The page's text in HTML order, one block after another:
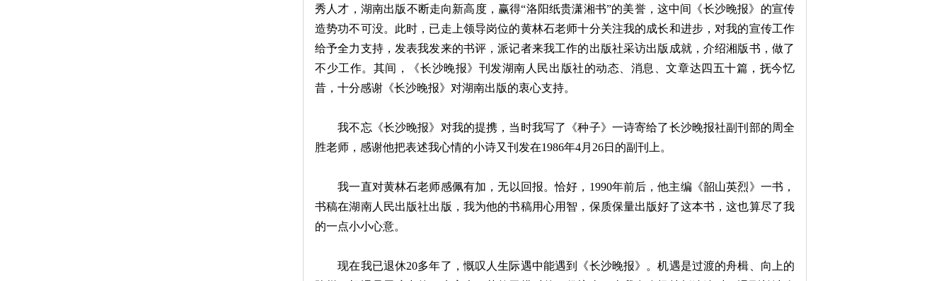
秀人才，湖南出版不断走向新高度，赢得“洛阳纸贵潇湘书”的美誉，这中间《长沙晚报》的宣传
造势功不可没。此时，已走上领导岗位的黄林石老师十分关注我的成长和进步，对我的宣传工作
给予全力支持，发表我发来的书评，派记者来我工作的出版社采访出版成就，介绍湘版书，做了
不少工作。其间，《长沙晚报》刊发湖南人民出版社的动态、消息、文章达四五十篇，抚今忆
昔，十分感谢《长沙晚报》对湖南出版的衷心支持。
我不忘《长沙晚报》对我的提携，当时我写了《种子》一诗寄给了长沙晚报社副刊部的周全
胜老师，感谢他把表述我心情的小诗又刊发在1986年4月26日的副刊上。
我一直对黄林石老师感佩有加，无以回报。恰好，1990年前后，他主编《韶山英烈》一书，
书稿在湖南人民出版社出版，我为他的书稿用心用智，保质保量出版好了这本书，这也算尽了我
的一点小小心意。
现在我已退休20多年了，慨叹人生际遇中能遇到《长沙晚报》。机遇是过渡的舟楫、向上的